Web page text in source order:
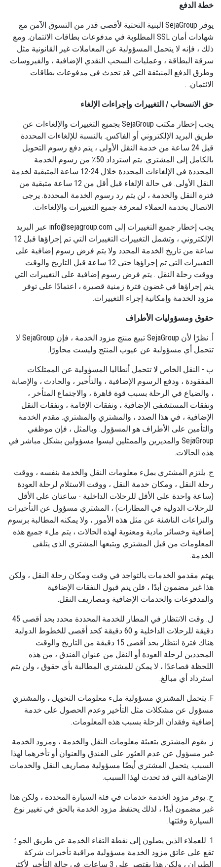
خطة الدفع
يوفر SejaGroup البنية التحتية لأقصى قدر من التسوق الآمن مع
شهادات أمان SSL المطلوبة في مدفوعات بطاقات الائتمان. ومع
ذلك ، فإنه لا يتحمل المسؤولية عن المعاملات غير القانونية مثل
سرقة البطاقة ، وعمليات السحب النقدي الإضافية ، والفيروسات
وطرق الدفع المنبثقة التي قد تحدث في مدفوعات بطاقات
الائتمان. .
حق الانسحاب / التغييرات وإجراءات الإلغاء
يجب إخطار مكتب SejaGroup بجميع التغييرات والإلغاءات عن
طريق البريد الإلكتروني أو الفاكس. بالنسبة للإلغاءات المحددة
قبل 24 ساعة من خدمة النقل الأولى ، يتم دفع رسوم التحويل
بالكامل إلى المشتري. يتم استرداد 50٪ من رسوم الخدمة
المحددة في الإلغاءات المحددة خلال 24-12 ساعة المتبقية لخدمة
النقل الأولى. في حالة الإلغاء قبل أقل من 12 ساعة متبقية من
فترة النقل والخدمة ، لن يتم رد رسوم الخدمة المحددة. يرجى
الاتصال بخدمة العملاء لمعرفة جميع التغييرات والإلغاءات.
يجب إخطار جميع التغييرات إلى info@sejagroup.com عبر البريد
الإلكتروني ، وتشمل التغييرات التغييرات التي تم إجراؤها قبل 12
ساعة من تاريخ الخدمة المحدد ولا يتم فرض رسوم إضافية على
التغييرات التي تم إجراؤها حتى 12 ساعة قبل التاريخ والوقت
ووقت رحلة النقل . يتم فرض رسوم إضافية على التغييرات التي
يتم إجراؤها في غضون فترة زمنية قصيرة ، اعتمادًا على توفر
مزود الخدمة وإمكانية إجراء التغييرات.
حقوق ومسؤوليات الأطراف
أ. نظرًا لأن SejaGroup تبيع منتج مزود الخدمة ، فإن SejaGroup لا
تتحمل أي مسؤولية عن عيوب المنتج وليست محاورًا.
ب - النقل الخاص لا تتحمل أنطاليا المسؤولية عن الممتلكات
المفقودة ، ودفع الرسوم الإضافية ، والتأخير ، والحادث ، والإصابة
، والضياع في الرحلة بسبب قوة قاهرة ، والاجتماع المتأخر ،
ونفقات المستشفى الإضافية ، ونفقات الإقامة ، ونفقات النقل
الإضافية ، في هذا الصدد ، والمشتري والمشتري. مقدم الخدمة
والتأمين على الأطراف هو المسؤول. وبالمثل ، فإن موظفي
SejaGroup والمديرين والممثلين ليسوا مسؤولين بشكل مباشر في
هذه الحالات.
ج. يلتزم المشتري بملء معلومات النقل والخدمة بنفسه ، ووقت
رحلة النقل ، ومكان خدمة النقل ، ووقت الاستلام لرحلة العودة
(ساعة واحدة على الأقل للرحلات الداخلية - ساعتان على الأقل
للرحلات الدولية في المطارات) ، المشتري مسؤول عن التأخيرات
والنزاعات الناشئة عن مثل هذه الأمور ، ولا يمكنه المطالبة برسوم
إضافية وخسائر مادية ومعنوية لهذه الحالات ، يتم ملء جميع هذه
المعلومات من قبل المشتري ويتبعها المشتري الذي يتلقى
الخدمة.
يهتم مقدمو الخدمات بالتواجد في وقت ومكان رحلة النقل ، ولكن
هذا غير مضمون أبدًا ، فلن يتم قبول النفقات الإضافية
والمدفوعات والخدمات الإضافية ومصاريف النقل.
ل. وقت الانتظار في المطار للخدمة المحددة محدد بحد أقصى 45
دقيقة للرحلات الداخلية و 60 دقيقة كحد أقصى للخطوط الدولية.
هناك فترة انتظار بحد أقصى 15 دقيقة من التاريخ والوقت
المحددين لرحلة العودة أو النقل من عنوان الفندق ، من هذه
اللحظة فصاعدًا ، لا يمكن للمشتري المطالبة بأي حقوق ، ولن يتم
استرداد أي مبالغ.
F. يتحمل المشتري مسؤولية ملء معلومات التحويل ، والمشتري
مسؤول عن مشكلات مثل التأخير وعدم الحصول على خدمة
إضافية وفقدان الرحلة بسبب هذه المعلومات.
ز. يقوم المشتري بتعبئة معلومات النقل والخدمة ، ومزود الخدمة
غير مسؤول عن عدم العثور على الفندق والعنوان أو تأخرهما لهذا
السبب. يتحمل المشتري أيضًا مسؤولية مصاريف النقل والخدمات
الإضافية التي قد تحدث لهذا السبب.
ح. يوفر مزود الخدمة خدمات في فئة السيارة المحددة ، ولكن هذا
غير مضمون أبدًا ، لذلك يحتفظ مزود الخدمة بالحق في تغيير نوع
السيارة وفئتها.
1. للعملاء الذين يصلون إلى نقطة التقاء الخدمة عن طريق الجو ؛
تقع على عاتق مزود الخدمة مسؤولية مراقبة تأخيرات شركة
الطيران ، ولكن هذا يقتصر على 3 ساعات. في حالة التأخير لأكثر